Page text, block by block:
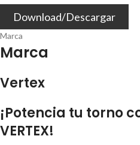
Download/Descargar
Marca
Marca
Vertex
¡Potencia tu torno
VERTEX!